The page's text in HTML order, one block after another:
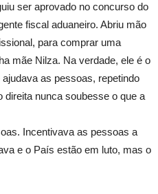
ser aprovado no concurso do
fiscal aduaneiro. Abriu mão
para comprar uma
mãe Nilza. Na verdade, ele é o
as pessoas, repetindo
direita nunca soubesse o que a
Incentivava as pessoas a
e o País estão em luto, mas o